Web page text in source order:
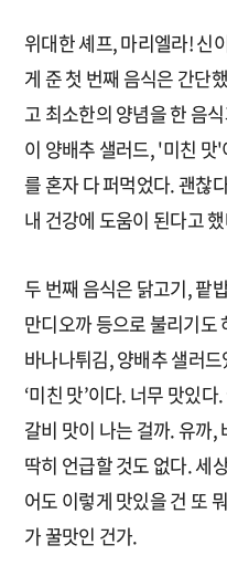
위대한 셰프, 마리엘라! 신
게 준 첫 번째 음식은 간단
고 최소한의 양념을 한 음
이 양배추 샐러드, '미친 맛
를 혼자 다 퍼먹었다. 괜찮
내 건강에 도움이 된다고
두 번째 음식은 닭고기, 팥
만디오까 등으로 불리기도
바나나튀김, 양배추 샐러
‘미친 맛’이다. 너무 맛있
갈비 맛이 나는 걸까. 유까
딱히 언급할 것도 없다. 세
어도 이렇게 맛있을 건 또
가 꿀맛인 건가.